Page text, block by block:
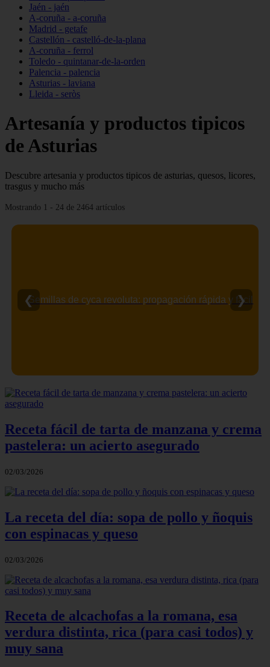
Jaén - jaén
A-coruña - a-coruña
Madrid - getafe
Castellón - castelló-de-la-plana
A-coruña - ferrol
Toledo - quintanar-de-la-orden
Palencia - palencia
Asturias - laviana
Lleida - seròs
Artesanía y productos tipicos
de Asturias
Descubre artesania y productos tipicos de asturias, quesos, licores,
trasgus y mucho más
Mostrando 1 - 24 de 2464 artículos
Semillas de cyca revoluta: propagación rápida y fácil
❮ ❯
Receta fácil de tarta de manzana y crema
pastelera: un acierto asegurado
02/03/2026
La receta del día: sopa de pollo y ñoquis
con espinacas y queso
02/03/2026
Receta de alcachofas a la romana, esa
verdura distinta, rica (para casi todos) y
muy sana